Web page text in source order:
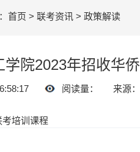
首页 > 联考资讯 > 政策解读
学院2023年招收华
阅读量： 来源